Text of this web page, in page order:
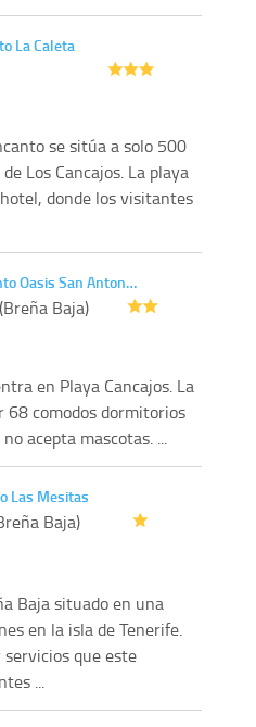
La Caleta
se sitúa a solo 500
Los Cancajos. La playa
donde los visitantes
Oasis San Anton…
Baja)
en Playa Cancajos. La
68 comodos dormitorios
acepta mascotas. ...
Las Mesitas
Baja)
Baja situado en una
en la isla de Tenerife.
servicios que este
...